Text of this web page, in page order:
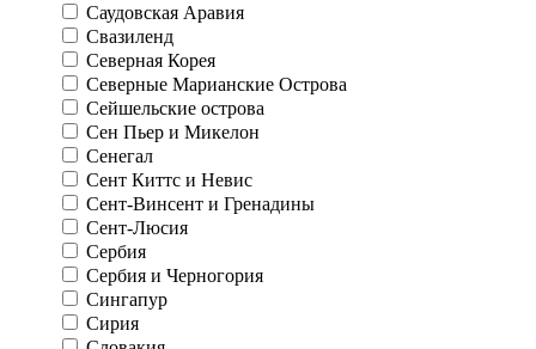
Саудовская Аравия
Свазиленд
Северная Корея
Северные Марианские Острова
Сейшельские острова
Сен Пьер и Микелон
Сенегал
Сент Киттс и Невис
Сент-Винсент и Гренадины
Сент-Люсия
Сербия
Сербия и Черногория
Сингапур
Сирия